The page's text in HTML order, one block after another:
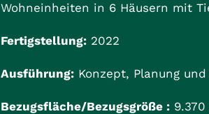
Wohneinheiten in 6 Häusern mit
Fertigstellung:2022
Ausführung:Konzept, Planung und
Bezugsfläche/Bezugsgröße :9.370